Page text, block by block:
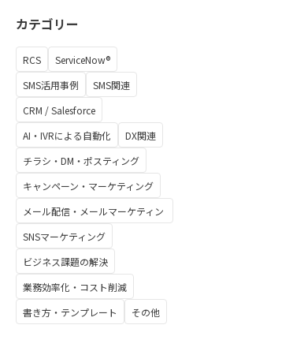
カテゴリー
RCS
ServiceNow®
SMS活用事例
SMS関連
CRM / Salesforce
AI・IVRによる自動化
DX関連
チラシ・DM・ポスティング
キャンペーン・マーケティング
メール配信・メールマーケティン
グ
SNSマーケティング
ビジネス課題の解決
業務効率化・コスト削減
書き方・テンプレート
その他